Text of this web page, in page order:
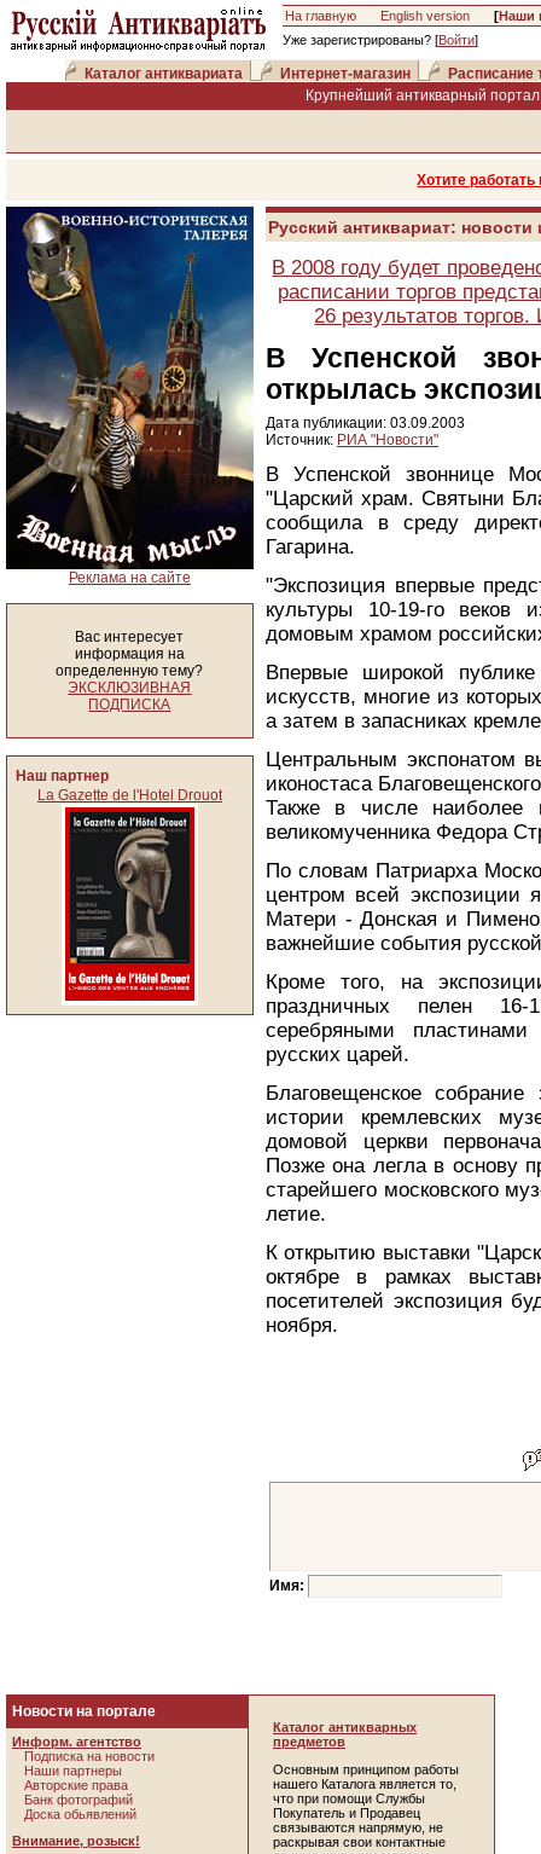
На главную English version [Наши
Уже зарегистрированы? [Войти]
Каталог антиквариата Интернет-магазин
Расписание
Крупнейший антикварный
Хотите
Реклама на сайте
Вас интересует
информация на
определенную тему?
ЭКСКЛЮЗИВНАЯ
ПОДПИСКА
Наш партнер
La Gazette de l'Hotel Drouot
Русский антиквариат:
В 2008 году будет
расписании торгов
26 результатов
В Успенской
открылась
Дата публикации: 03.09.2003
Источник: РИА "Новости"
В Успенской звоннице
"Царский храм. Святыни
сообщила в среду
Гагарина.
"Экспозиция впервые
культуры 10-19-го
домовым храмом
Впервые широкой
искусств, многие из
а затем в запасниках
Центральным экспонатом
иконостаса
Также в числе наиболее
великомученника Федора
По словам Патриарха
центром всей экспозиции
Матери - Донская и
важнейшие события
Кроме того, на
праздничных пелен
серебряными
русских царей.
Благовещенское
истории кремлевских
домовой церкви
Позже она легла в основу
старейшего московского
летие.
К открытию выставки
октябре в рамках
посетителей экспозиция
ноября.
Имя:
Новости на портале
Информ. агентство
Подписка на новости
Наши партнеры
Авторские права
Банк фотографий
Доска обьявлений
Внимание, розыск!
Каталог антикварных
предметов
Основным принципом работы
нашего Каталога является то,
что при помощи Службы
Покупатель и Продавец
связываются напрямую, не
раскрывая свои контактные